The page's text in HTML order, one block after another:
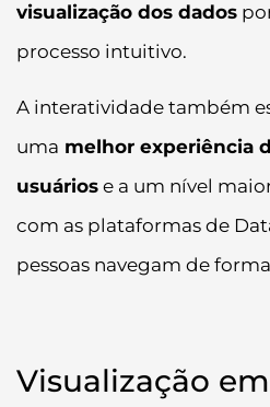
visualização dos dados
processo intuitivo.
A interatividade também
uma melhor experiência
usuários e a um nível
com as plataformas de
pessoas navegam de
Visualização